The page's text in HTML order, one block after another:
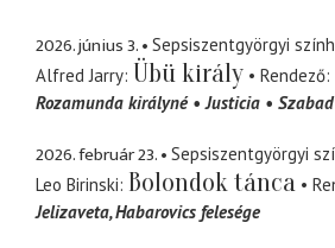
2026. június 3.
Sepsiszentgyörgyi
Alfred Jarry Übü király Rendező
Rozamunda királyné
Justicia Szabad
2026. február 23.
Sepsiszentgyörgyi
Leo Birinski Bolondok tánca
Jelizaveta Habarovics felesége